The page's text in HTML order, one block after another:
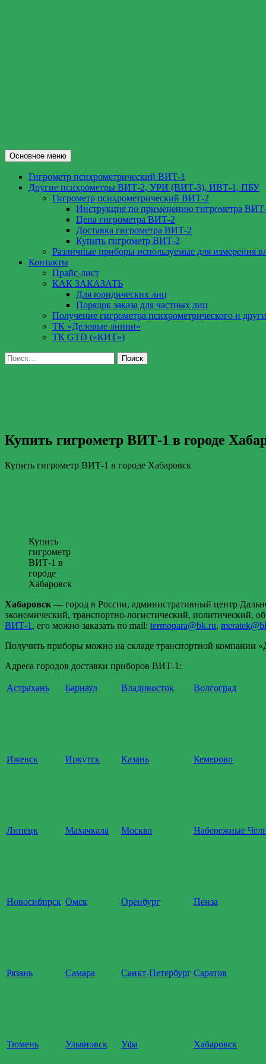
ВИТ-1.РФ
Поиск
Основное меню
Гигрометр психрометрический ВИТ-1
Другие психрометры ВИТ-2, УРИ (ВИТ-3), ИВТ-1, ПБУ
Гигрометр психрометрический ВИТ-2
Инструкция по применению гигрометра
Цена гигрометра ВИТ-2
Доставка гигрометра ВИТ-2
Купить гигрометр ВИТ-2
Различные приборы используемые для измерения
Контакты
Прайс-лист
КАК ЗАКАЗАТЬ
Для юридических лиц
Порядок заказа для частных лиц
Получение гигрометра психрометрического и
ТК «Деловые линии»
ТК GTD («КИТ»)
Найти:
Купить гигрометр ВИТ-1 в городе
Купить гигрометр ВИТ-1 в городе Хабаровск
Купить
гигрометр
ВИТ-1 в
городе
Хабаровск
Хабаровск — город в России, административный центр
экономический, транспортно-логистический, политический,
ВИТ-1 , его можно заказать по mail: termopara@bk.ru,
Получить приборы можно на складе транспортной компании
Адреса городов доставки приборов ВИТ-1:
Астрахань Барнаул Владивосток Волгоград
Ижевск Иркутск Казань Кемерово
Липецк Махачкала Москва Набережные
Новосибирск Омск Оренбург Пенза
Рязань Самара Санкт-Петербург Саратов
Тюмень Ульяновск Уфа Хабаровск